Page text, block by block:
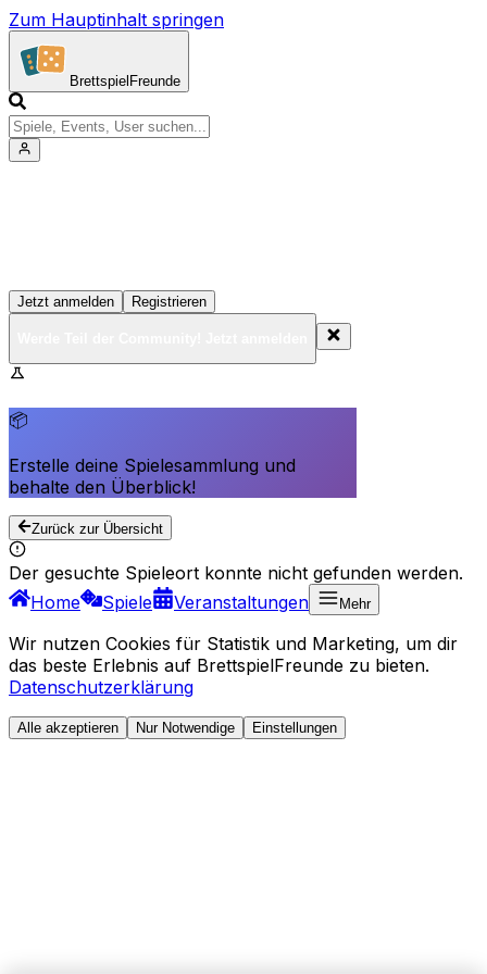
Zum Hauptinhalt springen
Brettspiel Freunde
Jetzt anmelden Registrieren
📦
Erstelle deine Spielesammlung und
behalte den Überblick!
Zurück zur Übersicht
Der gesuchte Spieleort konnte nicht gefunden werden.
Home
Spiele Veranstaltungen Mehr
Wir nutzen Cookies für Statistik und Marketing, um dir
das beste Erlebnis auf BrettspielFreunde zu bieten.
Datenschutzerklärung
Alle akzeptieren Nur Notwendige Einstellungen